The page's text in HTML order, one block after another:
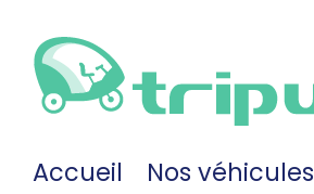
Accueil Nos véhicules